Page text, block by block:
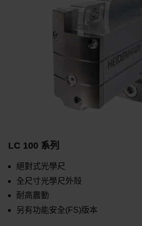
LC 100 系列
絕對式光學尺
全尺寸光學尺外殼
耐高震動
另有功能安全(FS)版本